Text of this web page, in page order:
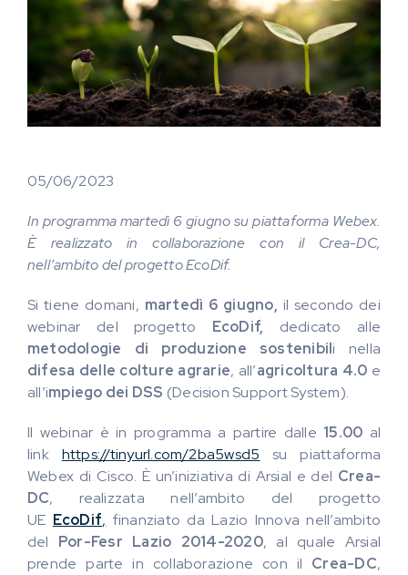
05/06/2023
In programma martedì 6 giugno su piattaforma Webex.
È realizzato in collaborazione con il Crea-DC,
nell’ambito del progetto EcoDif.
Si tiene domani, martedì 6 giugno, il secondo dei
webinar del progetto EcoDif, dedicato alle
metodologie di produzione sostenibili nella
difesa delle colture agrarie, all’agricoltura 4.0 e
all’impiego dei DSS (Decision Support System).
Il webinar è in programma a partire dalle 15.00 al
link https://tinyurl.com/2ba5wsd5 su piattaforma
Webex di Cisco. È un’iniziativa di Arsial e del Crea-
DC, realizzata nell’ambito del progetto
UE EcoDif, finanziato da Lazio Innova nell’ambito
del Por-Fesr Lazio 2014-2020, al quale Arsial
prende parte in collaborazione con il Crea-DC,